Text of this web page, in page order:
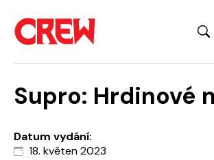
Supro: Hrdinové
Datum vydání:
18. květen 2023